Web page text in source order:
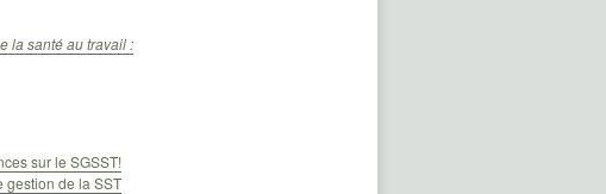
la santé au travail :
sur le SGSST!
gestion de la SST